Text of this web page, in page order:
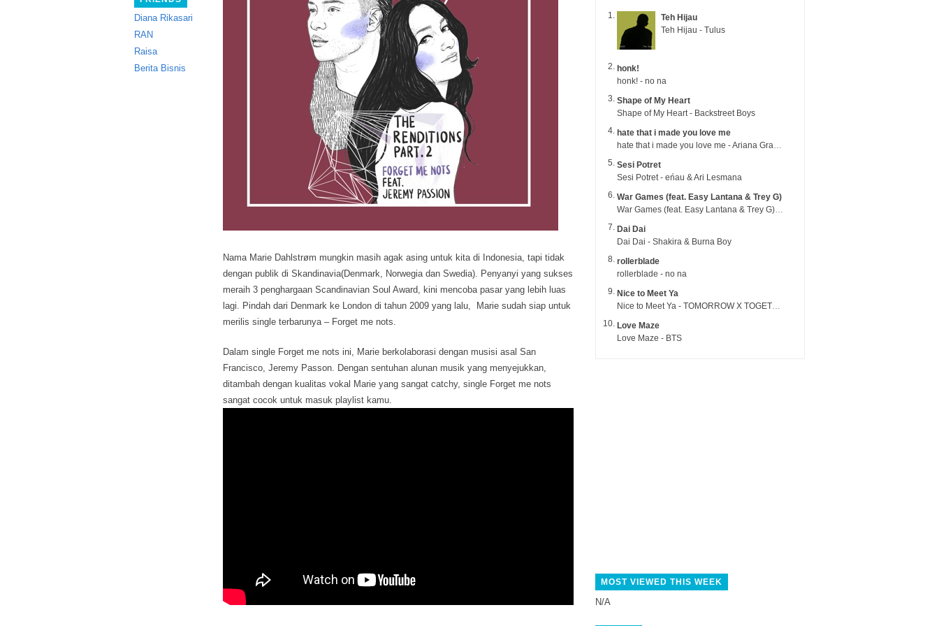
Diana Rikasari
RAN
Raisa
Berita Bisnis
Nama Marie Dahlstrøm mungkin masih agak asing untuk kita di Indonesia, tapi tidak
dengan publik di Skandinavia(Denmark, Norwegia dan Swedia). Penyanyi yang sukses
meraih 3 penghargaan Scandinavian Soul Award, kini mencoba pasar yang lebih luas
lagi. Pindah dari Denmark ke London di tahun 2009 yang lalu, Marie sudah siap untuk
merilis single terbarunya – Forget me nots.
Dalam single Forget me nots ini, Marie berkolaborasi dengan musisi asal San
Francisco, Jeremy Passon. Dengan sentuhan alunan musik yang menyejukkan,
ditambah dengan kualitas vokal Marie yang sangat catchy, single Forget me nots
sangat cocok untuk masuk playlist kamu.
Teh Hijau
Teh Hijau - Tulus
honk!
honk! - no na
Shape of My Heart
Shape of My Heart - Backstreet Boys
hate that i made you love me
hate that i made you love me - Ariana Grande
Sesi Potret
Sesi Potret - eńau & Ari Lesmana
War Games (feat. Easy Lantana & Trey G)
War Games (feat. Easy Lantana & Trey G) - Trub
Dai Dai
Dai Dai - Shakira & Burna Boy
rollerblade
rollerblade - no na
Nice to Meet Ya
Nice to Meet Ya - TOMORROW X TOGETHER
Love Maze
Love Maze - BTS
MOST VIEWED THIS WEEK
N/A